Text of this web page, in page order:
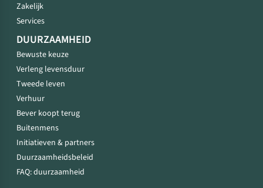
Zakelijk
Services
DUURZAAMHEID
Bewuste keuze
Verleng levensduur
Tweede leven
Verhuur
Bever koopt terug
Buitenmens
Initiatieven & partners
Duurzaamheidsbeleid
FAQ: duurzaamheid